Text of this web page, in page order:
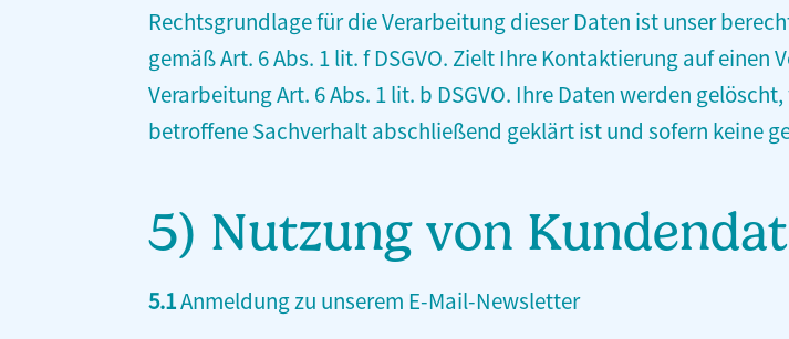
Rechtsgrundlage für die Verarbeitung dieser Daten ist unser
gemäß Art. 6 Abs. 1 lit. f DSGVO. Zielt Ihre Kontaktierung auf
Verarbeitung Art. 6 Abs. 1 lit. b DSGVO. Ihre Daten werden
betroffene Sachverhalt abschließend geklärt ist und sofern keine
5) Nutzung von
5.1Anmeldung zu unserem E-Mail-Newsletter